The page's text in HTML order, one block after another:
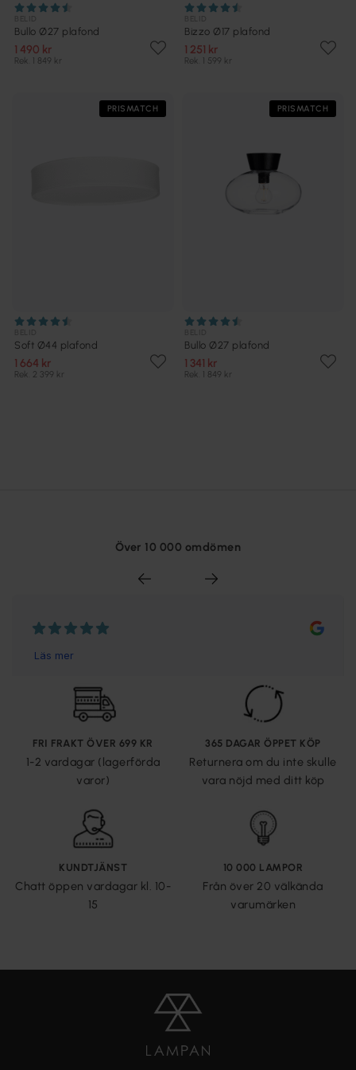
Bullo Ø27 plafond
1 490 kr
Rek. 1 849 kr
Bizzo Ø17 plafond
1 251 kr
Rek. 1 599 kr
PRISMATCH
Soft Ø44 plafond
1 664 kr
Rek. 2 399 kr
PRISMATCH
Bullo Ø27 plafond
1 341 kr
Rek. 1 849 kr
Över 10 000 omdömen
FRI FRAKT ÖVER 699 KR
1-2 vardagar (lagerförda
varor)
365 DAGAR ÖPPET KÖP
Returnera om du inte skulle
vara nöjd med ditt köp
KUNDTJÄNST
Chatt öppen vardagar kl. 10-
15
10 000 LAMPOR
Från över 20 välkända
varumärken